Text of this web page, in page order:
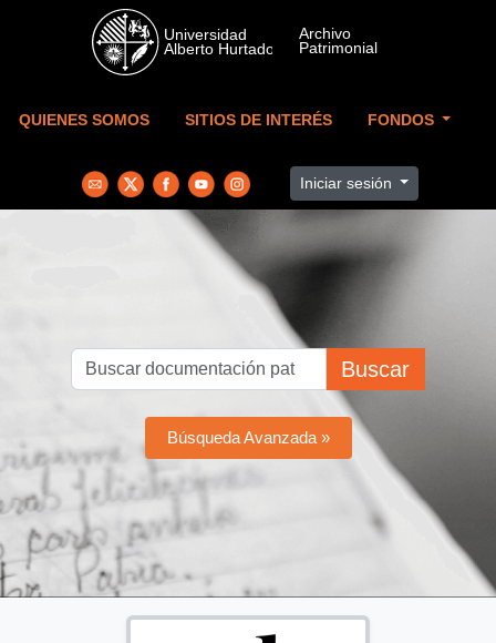
Skip to main content
QUIENES SOMOS SITIOS DE INTERÉS FONDOS
Iniciar sesión
Buscar
Búsqueda Avanzada »